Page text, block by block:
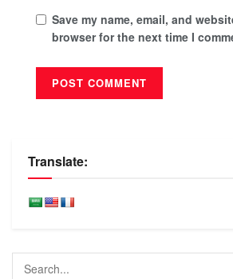
Save my name, email, and
browser for the next time I
Translate: